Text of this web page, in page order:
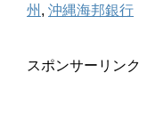
州 , 沖縄海邦銀行
スポンサーリンク